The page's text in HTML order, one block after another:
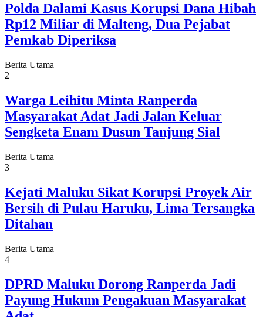
Polda Dalami Kasus Korupsi Dana Hibah
Rp12 Miliar di Malteng, Dua Pejabat
Pemkab Diperiksa
Berita Utama
2
Warga Leihitu Minta Ranperda
Masyarakat Adat Jadi Jalan Keluar
Sengketa Enam Dusun Tanjung Sial
Berita Utama
3
Kejati Maluku Sikat Korupsi Proyek Air
Bersih di Pulau Haruku, Lima Tersangka
Ditahan
Berita Utama
4
DPRD Maluku Dorong Ranperda Jadi
Payung Hukum Pengakuan Masyarakat